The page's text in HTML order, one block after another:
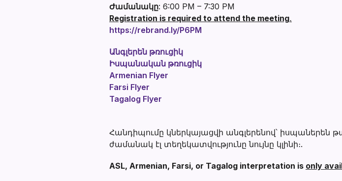
Ժամանակը: 6:00 PM – 7:30 PM
Registration is required to attend the meeting.
https://rebrand.ly/P6PM
Անգլերեն թռուցիկ
Իսպանական թռուցիկ
Armenian Flyer
Farsi Flyer
Tagalog Flyer
Հանդիպումը կներկայացվի անգլերենով՝ իսպաներեն
ժամանակ էլ տեղեկատվությունը նույնը կլինի։.
ASL, Armenian, Farsi, or Tagalog interpretation is only